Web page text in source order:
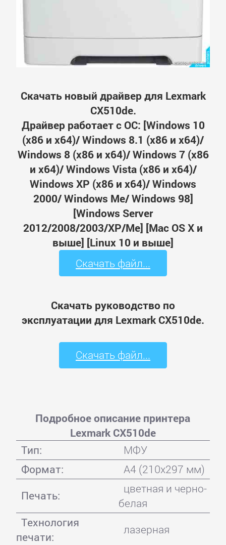
Скачать новый драйвер для Lexmark
CX510de.
Драйвер работает с ОС: [Windows 10
(x86 и x64)/ Windows 8.1 (x86 и x64)/
Windows 8 (x86 и x64)/ Windows 7 (x86
и x64)/ Windows Vista (x86 и x64)/
Windows XP (x86 и x64)/ Windows
2000/ Windows Me/ Windows 98]
[Windows Server
2012/2008/2003/XP/Me] [Mac OS X и
выше] [Linux 10 и выше]
Скачать файл...
Скачать руководство по
эксплуатации для Lexmark CX510de.
Скачать файл...
Подробное описание принтера
Lexmark CX510de
Тип:
МФУ
Формат:
A4 (210x297 мм)
Печать:
цветная и черно-
белая
Технология
печати:
лазерная